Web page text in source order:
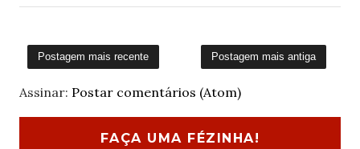
Postagem mais recente Postagem mais antiga
Assinar: Postar comentários (Atom)
FAÇA UMA FÉZINHA!